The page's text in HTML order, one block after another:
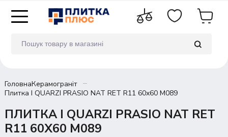
ГоловнаКерамограніт
Плитка I QUARZI PRASIO NAT RET R11 60х60 M089
ПЛИТКА I QUARZI PRASIO NAT RET
R11 60Х60 M089